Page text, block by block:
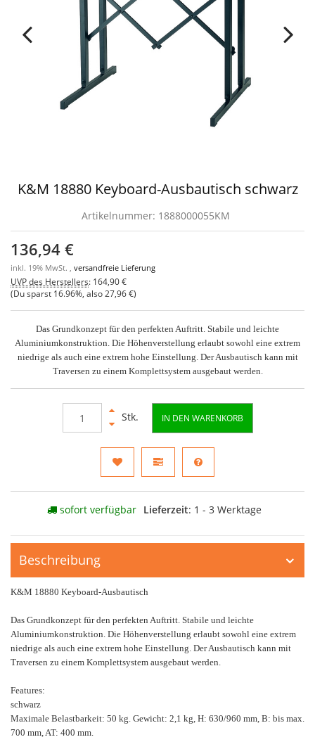
K&M 18880 Keyboard-Ausbautisch schwarz
Artikelnummer: 1888000055KM
136,94 €
inkl. 19% MwSt. , versandfreie Lieferung
UVP des Herstellers: 164,90 €
(Du sparst 16.96% , also 27,96 €)
Das Grundkonzept für den perfekten Auftritt. Stabile und leichte
Aluminiumkonstruktion. Die Höhenverstellung erlaubt sowohl eine extrem
niedrige als auch eine extrem hohe Einstellung. Der Ausbautisch kann mit
Traversen zu einem Komplettsystem ausgebaut werden.
Stk. IN DEN WARENKORB
sofort verfügbar Lieferzeit: 1 - 3 Werktage
Beschreibung
K&M 18880 Keyboard-Ausbautisch
Das Grundkonzept für den perfekten Auftritt. Stabile und leichte
Aluminiumkonstruktion. Die Höhenverstellung erlaubt sowohl eine extrem
niedrige als auch eine extrem hohe Einstellung. Der Ausbautisch kann mit
Traversen zu einem Komplettsystem ausgebaut werden.
Features:
schwarz
Maximale Belastbarkeit: 50 kg. Gewicht: 2,1 kg, H: 630/960 mm, B: bis max.
700 mm, AT: 400 mm.